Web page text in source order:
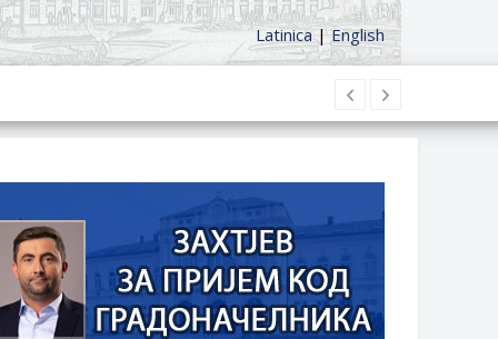
Latinica|English
КУЋЕ СА ОКУЋНИЦОМ НА
БОРАЧКИ ДОДАТАК ЗА